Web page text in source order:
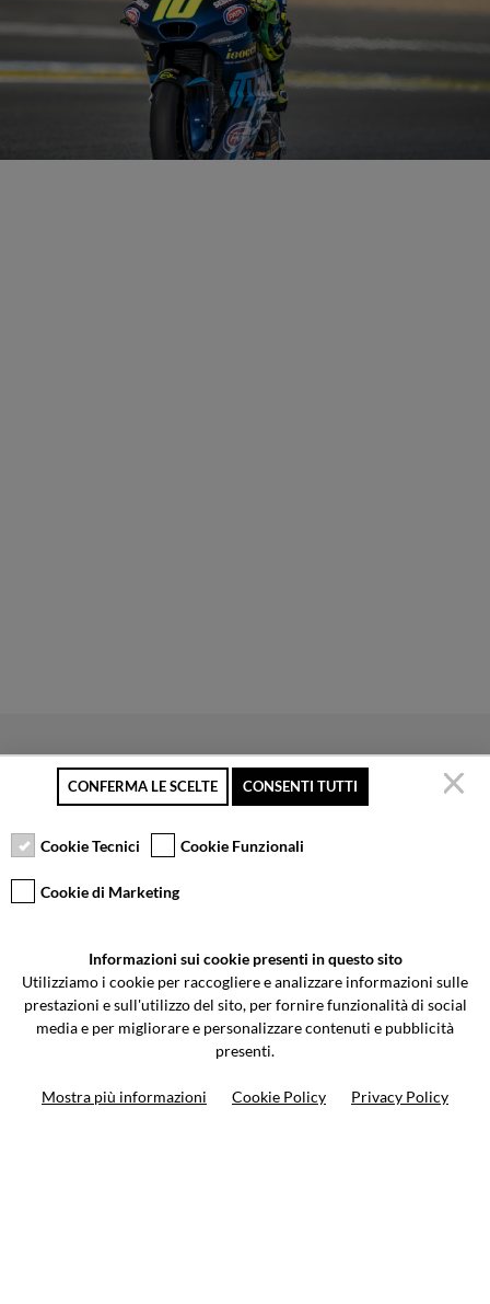
Secure payment
Free returns up to 30
Customer service
Via Galileo Galilei 5 | Verano Brianza (MB) 20843 | ITALY
0362-805407-info@valtermoto.com
CONFERMA LE SCELTE CONSENTI TUTTI
Cookie Tecnici Cookie Funzionali
Cookie di Marketing
Informazioni sui cookie presenti in questo sito
Utilizziamo i cookie per raccogliere e analizzare informazioni sulle
prestazioni e sull'utilizzo del sito, per fornire funzionalità di social
media e per migliorare e personalizzare contenuti e pubblicità
presenti.
Mostra più informazioni Cookie Policy Privacy Policy